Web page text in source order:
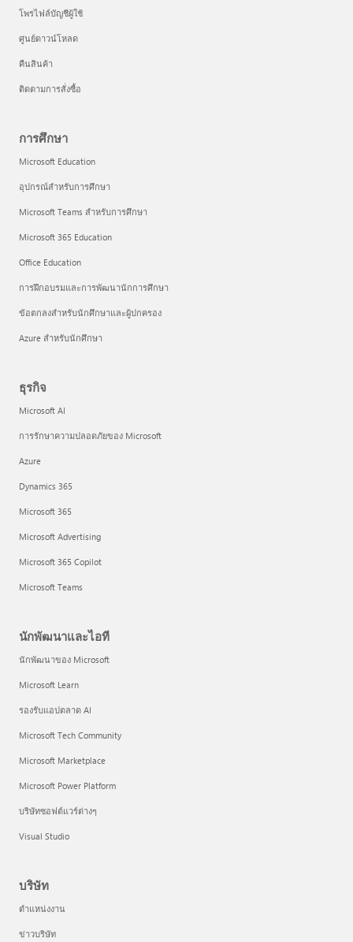
โพรไฟล์บัญชีผู้ใช้
ศูนย์ดาวน์โหลด
คืนสินค้า
ติดตามการสั่งซื้อ
การศึกษา
Microsoft Education
อุปกรณ์สำหรับการศึกษา
Microsoft Teams สำหรับการศึกษา
Microsoft 365 Education
Office Education
การฝึกอบรมและการพัฒนานักการศึกษา
ข้อตกลงสำหรับนักศึกษาและผู้ปกครอง
Azure สำหรับนักศึกษา
ธุรกิจ
Microsoft AI
การรักษาความปลอดภัยของ Microsoft
Azure
Dynamics 365
Microsoft 365
Microsoft Advertising
Microsoft 365 Copilot
Microsoft Teams
นักพัฒนาและไอที
นักพัฒนาของ Microsoft
Microsoft Learn
รองรับแอปตลาด AI
Microsoft Tech Community
Microsoft Marketplace
Microsoft Power Platform
บริษัทซอฟต์แวร์ต่างๆ
Visual Studio
บริษัท
ตำแหน่งงาน
ข่าวบริษัท